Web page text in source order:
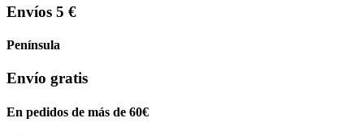
Envíos 5 €
Península
Envío gratis
En pedidos de más de 60€